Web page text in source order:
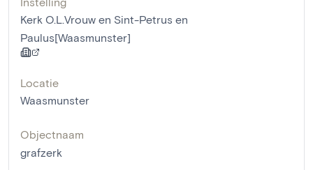
Kerk O.L.Vrouw en Sint-Petrus en
Paulus[Waasmunster]
Locatie
Waasmunster
Objectnaam
grafzerk